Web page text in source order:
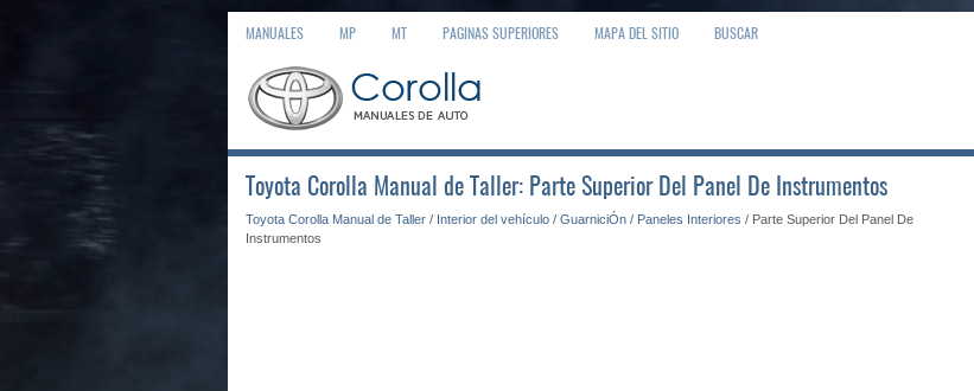
MANUALES MP MT PAGINAS SUPERIORES MAPA DEL SITIO BUSCAR
Toyota Corolla Manual de Taller: Parte Superior Del Panel De Instrumentos
Toyota Corolla Manual de Taller / Interior del vehículo / GuarniciÓn / Paneles Interiores / Parte Superior Del Panel De
Instrumentos